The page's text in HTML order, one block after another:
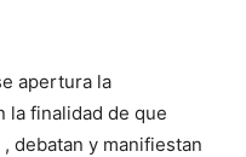
apertura la
la finalidad de que
debatan y manifiestan